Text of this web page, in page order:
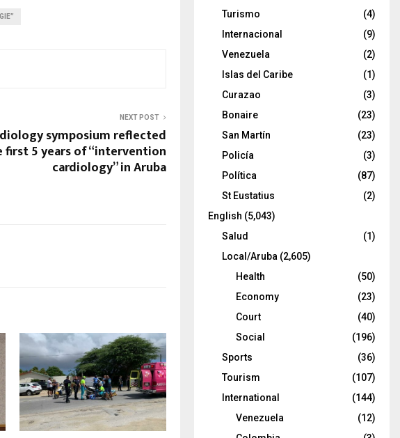
NEXT POST
symposium reflected
first 5 years of “intervention
cardiology” in Aruba
Turismo
(4)
Internacional
(9)
Venezuela
(2)
Islas del Caribe
(1)
Curazao
(3)
Bonaire
(23)
San Martín
(23)
Policía
(3)
Política
(87)
St Eustatius
(2)
English (5,043)
Salud
(1)
Local/Aruba (2,605)
Health
(50)
Economy
(23)
Court
(40)
Social
(196)
Sports
(36)
Tourism
(107)
International
(144)
Venezuela
(12)